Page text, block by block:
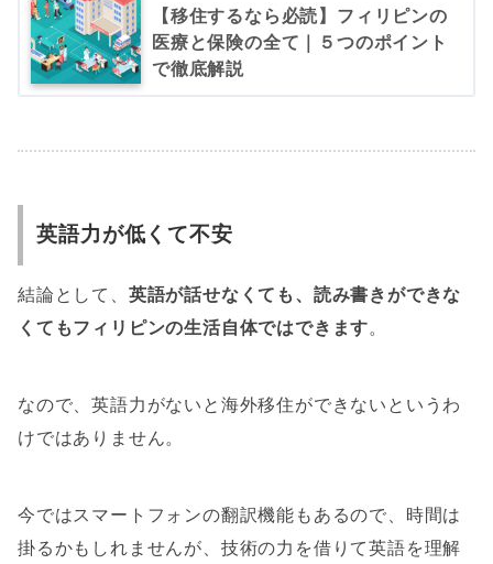
【移住するなら必読】フィリピンの
医療と保険の全て｜５つのポイント
で徹底解説
英語力が低くて不安
結論として、 英語が話せなくても、読み書きができな
くてもフィリピンの生活自体ではできます。
なので、英語力がないと海外移住ができないというわ
けではありません。
今ではスマートフォンの翻訳機能もあるので、時間は
掛るかもしれませんが、技術の力を借りて英語を理解